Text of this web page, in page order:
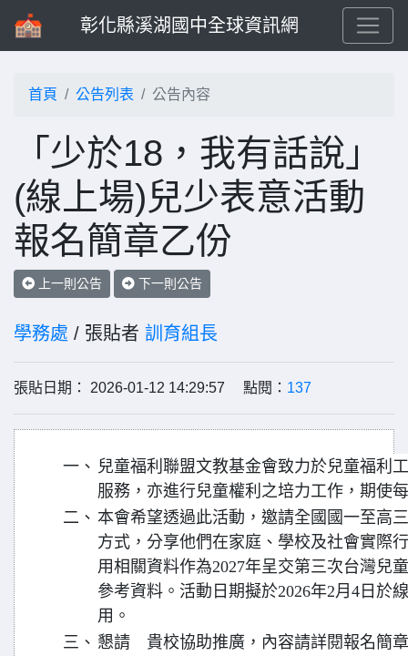
彰化縣溪湖國中全球資訊網
首頁 公告列表 公告內容
「少於18，我有話說」
(線上場)兒少表意活動
報名簡章乙份
上一則公告 下一則公告
學務處 / 張貼者 訓育組長
張貼日期： 2026-01-12 14:29:57 點閱： 137
一、 兒童福利聯盟文教基金會致力於兒童福利
服務，亦進行兒童權利之培力工作，期使
二、 本會希望透過此活動，邀請全國國一至高
方式，分享他們在家庭、學校及社會實際
用相關資料作為2027年呈交第三次台灣兒
參考資料。活動日期擬於2026年2月4日於
用。
三、 懇請 貴校協助推廣，內容請詳閱報名簡